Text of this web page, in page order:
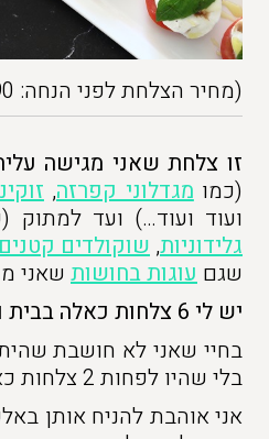
(מחיר הצלחת לפני הנחה: 29:90 ש"ח)
זו צלחת שאני מגישה
(כמומגדלוני קפרזה,
ועוד ועוד…) ועד למתוק
גלידוניות, שוקולדים
שגם עוגות בחושות שאני
יש לי 6 צלחות כאלה בבית וגם זה לא מספיק לי!
בחיי שאני לא חושבת
בלי שהיו לפחות 2 צלחות כאלה על השולחן!
אני אוהבת להניח אותן